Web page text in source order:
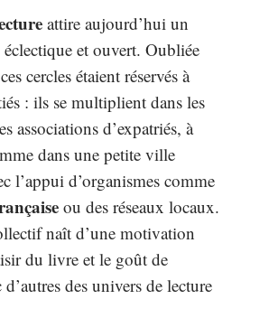
attire aujourd’hui un
et ouvert. Oubliée
cercles étaient réservés à
: ils se multiplient dans les
associations d’expatriés, à
dans une petite ville
l’appui d’organismes comme
ou des réseaux locaux.
naît d’une motivation
du livre et le goût de
d’autres des univers de lecture